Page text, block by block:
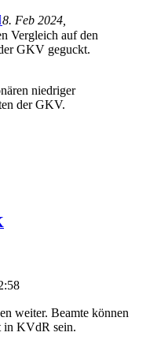
8. Feb 2024,
Vergleich auf den
GKV geguckt.
niedriger
der GKV.
weiter. Beamte können
in KVdR sein.